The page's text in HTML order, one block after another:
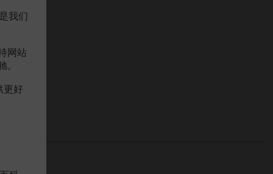
我们
网站
。
更好